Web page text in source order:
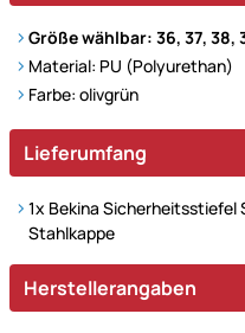
Größe wählbar: 36, 37, 38,
Material: PU (Polyurethan)
Farbe: olivgrün
Lieferumfang
1x Bekina Sicherheitsstiefel
Stahlkappe
Herstellerangaben